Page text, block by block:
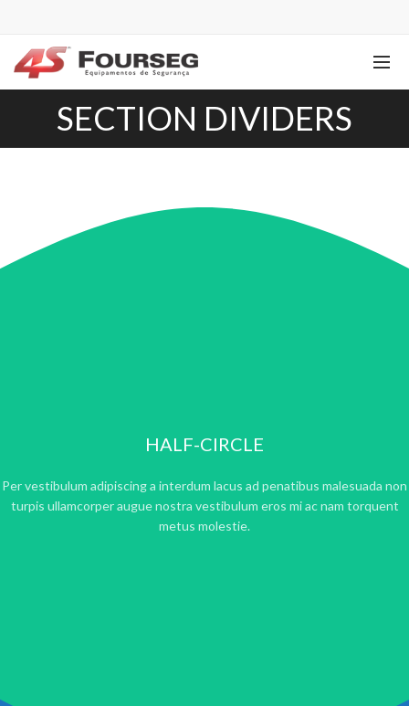
SECTION DIVIDERS
HALF-CIRCLE
Per vestibulum adipiscing a interdum lacus ad penatibus malesuada non
turpis ullamcorper augue nostra vestibulum eros mi ac nam torquent
metus molestie.